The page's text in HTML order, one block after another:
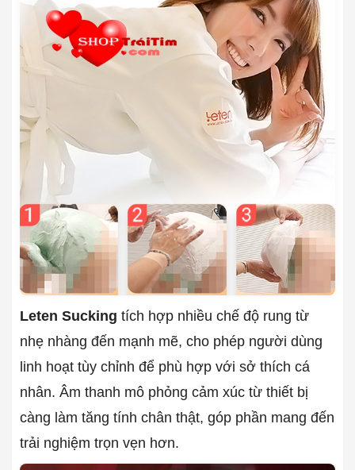
Leten Sucking tích hợp nhiều chế độ rung từ
nhẹ nhàng đến mạnh mẽ, cho phép người dùng
linh hoạt tùy chỉnh để phù hợp với sở thích cá
nhân. Âm thanh mô phỏng cảm xúc từ thiết bị
càng làm tăng tính chân thật, góp phần mang đến
trải nghiệm trọn vẹn hơn.